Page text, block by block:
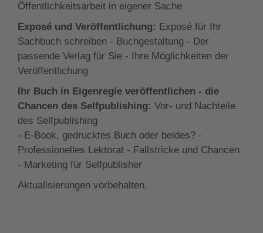
Öffentlichkeitsarbeit in eigener Sache
Exposé und Veröffentlichung: Exposé für Ihr
Sachbuch schreiben - Buchgestaltung - Der
passende Verlag für Sie - Ihre Möglichkeiten der
Veröffentlichung
Ihr Buch in Eigenregie veröffentlichen - die
Chancen des Selfpublishing: Vor- und Nachteile
des Selfpublishing
- E-Book, gedrucktes Buch oder beides? -
Professionelles Lektorat - Fallstricke und Chancen
- Marketing für Selfpublisher
Aktualisierungen vorbehalten.